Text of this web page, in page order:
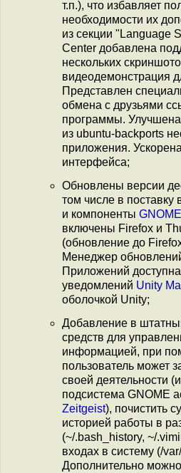
т.п.), что избавляет
необходимости их
из секции "Language
Center добавлена
нескольких
видеодемонстрация
Представлен
обмена с друзьями
программы.
из ubuntu-backports
приложения.
интерфейса;
Обновлены версии
том числе в поставку
и компоненты
включены Firefox и
(обновление до
Менеджер
Приложений
уведомлений Unity
оболочкой Unity;
Добавление в
средств для
информацией, при
пользователь может
своей деятельности
подсистема GNOME
Zeitgeist), почистить
историей работы в
(~/.bash_history, ~/
входах в систему (/
Дополнительно можно